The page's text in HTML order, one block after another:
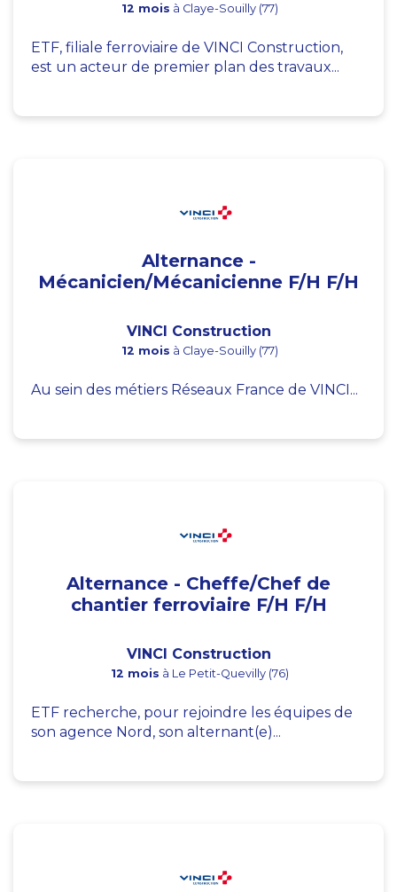
12 mois à Claye-Souilly (77)
ETF, filiale ferroviaire de VINCI Construction,
est un acteur de premier plan des travaux...
Alternance -
Mécanicien/Mécanicienne F/H F/H
VINCI Construction
12 mois à Claye-Souilly (77)
Au sein des métiers Réseaux France de VINCI...
Alternance - Cheffe/Chef de
chantier ferroviaire F/H F/H
VINCI Construction
12 mois à Le Petit-Quevilly (76)
ETF recherche, pour rejoindre les équipes de
son agence Nord, son alternant(e)...